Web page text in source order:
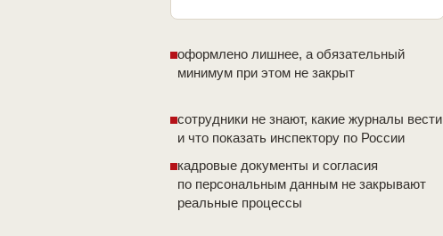
оформлено лишнее, а обязательный
минимум при этом не закрыт
сотрудники не знают, какие журналы вести
и что показать инспектору по России
кадровые документы и согласия
по персональным данным не закрывают
реальные процессы